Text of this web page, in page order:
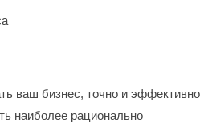
ваш бизнес, точно и
наиболее рационально